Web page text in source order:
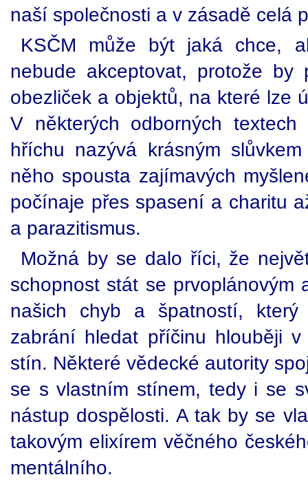
naší společnosti a v zásadě celá
KSČM může být jaká chce,
nebude akceptovat, protože
obezliček a objektů, na které lze
V některých odborných
hříchu nazývá krásným
něho spousta zajímavých
počínaje přes spasení a charitu
a parazitismus.
Možná by se dalo říci, že
schopnost stát se prvoplánovým
našich chyb a špatností,
zabrání hledat příčinu hlouběji
stín. Některé vědecké autority
se s vlastním stínem, tedy i se
nástup dospělosti. A tak by se
takovým elixírem věčného
mentálního.